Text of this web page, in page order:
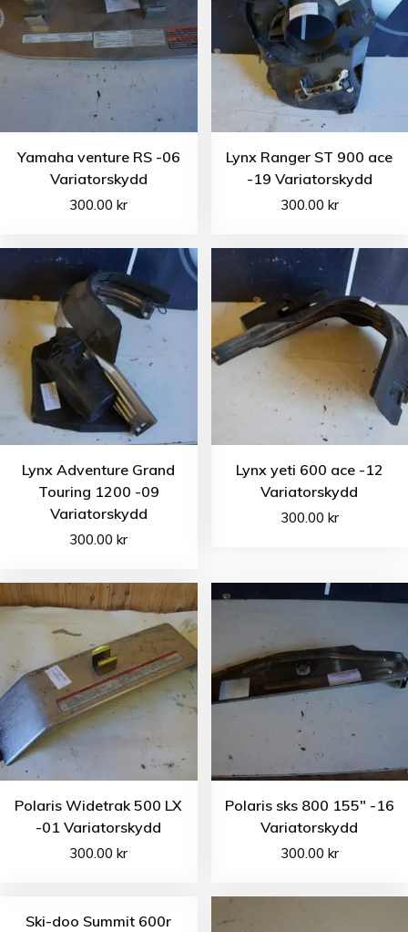
Yamaha venture RS -06
Variatorskydd
300.00kr
Lynx Ranger ST 900 ace
-19 Variatorskydd
300.00 kr
Lynx Adventure Grand
Touring 1200 -09
Variatorskydd
300.00kr
Lynx yeti 600 ace -12
Variatorskydd
300.00 kr
Polaris Widetrak 500 LX
-01 Variatorskydd
300.00kr
Polaris sks 800 155″ -16
Variatorskydd
300.00 kr
Ski-doo Summit 600r